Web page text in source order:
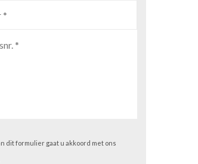
dit formulier gaat u akkoord met ons